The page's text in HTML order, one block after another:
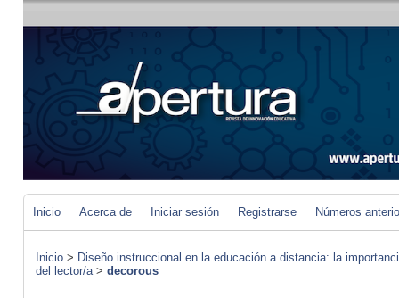
Inicio Acerca de Iniciar sesión Registrarse Números
Inicio > Diseño instruccional en la educación a distancia: la
del lector/a> decorous